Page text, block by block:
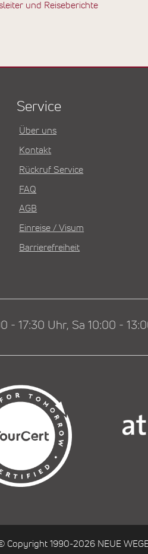
und Reiseberichte
Service
Über uns
Kontakt
Rückruf Service
FAQ
AGB
Einreise / Visum
Barrierefreiheit
- 17:30 Uhr, Sa 10:00 -
Copyright 1990-2026 NEUE